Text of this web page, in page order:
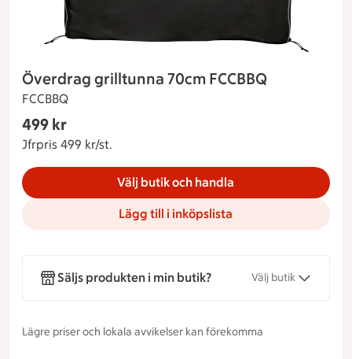
Överdrag grilltunna 70cm FCCBBQ
FCCBBQ
499 kr
Jfrpris 499 kr/st.
Välj butik och handla
Lägg till i inköpslista
Säljs produkten i min butik? Välj butik
Lägre priser och lokala avvikelser kan förekomma